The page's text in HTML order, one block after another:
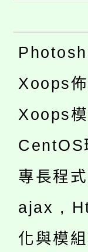
Xoops
Xoops
CentOS
專長程
ajax ,
化與模